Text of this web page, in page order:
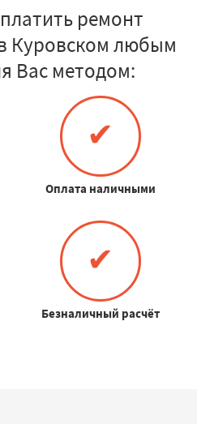
ремонт
Куровском любым
Вас методом:
✔
Оплата наличными
✔
Безналичный расчёт